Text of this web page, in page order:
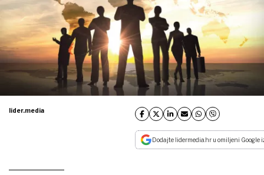
lider.media
Dodajte lidermedia.hr u omiljeni Google